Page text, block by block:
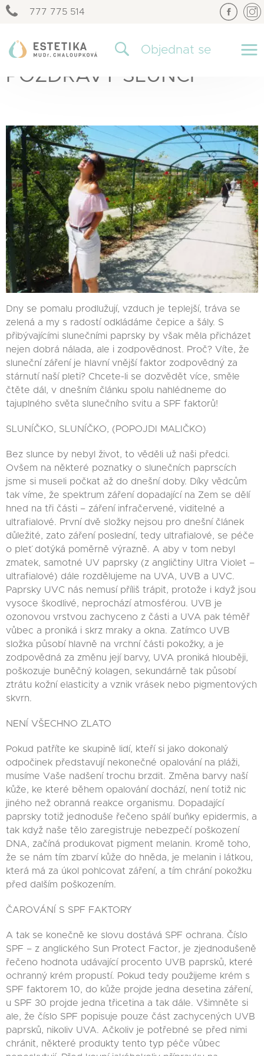
777 775 514
Objednat se
POZDRAVY SLUNCI
Dny se pomalu prodlužují, vzduch je teplejší, tráva se
zelená a my s radostí odkládáme čepice a šály. S
přibývajícími slunečními paprsky by však měla přicházet
nejen dobrá nálada, ale i zodpovědnost. Proč? Víte, že
sluneční záření je hlavní vnější faktor zodpovědný za
stárnutí naší pleti? Chcete-li se dozvědět více, směle
čtěte dál, v dnešním článku spolu nahlédneme do
tajuplného světa slunečního svitu a SPF faktorů!
SLUNÍČKO, SLUNÍČKO, (POPOJDI MALIČKO)
Bez slunce by nebyl život, to věděli už naši předci.
Ovšem na některé poznatky o slunečních paprscích
jsme si museli počkat až do dnešní doby. Díky vědcům
tak víme, že spektrum záření dopadající na Zem se dělí
hned na tři části – záření infračervené, viditelné a
ultrafialové. První dvě složky nejsou pro dnešní článek
důležité, zato záření poslední, tedy ultrafialové, se péče
o pleť dotýká poměrně výrazně. A aby v tom nebyl
zmatek, samotné UV paprsky (z angličtiny Ultra Violet –
ultrafialové) dále rozdělujeme na UVA, UVB a UVC.
Paprsky UVC nás nemusí příliš trápit, protože i když jsou
vysoce škodlivé, neprochází atmosférou. UVB je
ozonovou vrstvou zachyceno z části a UVA pak téměř
vůbec a proniká i skrz mraky a okna. Zatímco UVB
složka působí hlavně na vrchní části pokožky, a je
zodpovědná za změnu její barvy, UVA proniká hlouběji,
poškozuje buněčný kolagen, sekundárně tak působí
ztrátu kožní elasticity a vznik vrásek nebo pigmentových
skvrn.
NENÍ VŠECHNO ZLATO
Pokud patříte ke skupině lidí, kteří si jako dokonalý
odpočinek představují nekonečné opalování na pláži,
musíme Vaše nadšení trochu brzdit. Změna barvy naší
kůže, ke které během opalování dochází, není totiž nic
jiného než obranná reakce organismu. Dopadající
paprsky totiž jednoduše řečeno spálí buňky epidermis, a
tak když naše tělo zaregistruje nebezpečí poškození
DNA, začíná produkovat pigment melanin. Kromě toho,
že se nám tím zbarví kůže do hněda, je melanin i látkou,
která má za úkol pohlcovat záření, a tím chrání pokožku
před dalším poškozením.
ČAROVÁNÍ S SPF FAKTORY
A tak se konečně ke slovu dostává SPF ochrana. Číslo
SPF – z anglického Sun Protect Factor, je zjednodušeně
řečeno hodnota udávající procento UVB paprsků, které
ochranný krém propustí. Pokud tedy použijeme krém s
SPF faktorem 10, do kůže projde jedna desetina záření,
u SPF 30 projde jedna třicetina a tak dále. Všimněte si
ale, že číslo SPF popisuje pouze část zachycených UVB
paprsků, nikoliv UVA. Ačkoliv je potřebné se před nimi
chránit, některé produkty tento typ péče vůbec
×